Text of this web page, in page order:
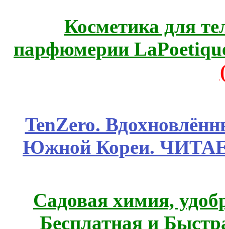
Косметика для
парфюмерии
TenZero.
Южной Кореи.
Садовая химия,
Бесплатная и